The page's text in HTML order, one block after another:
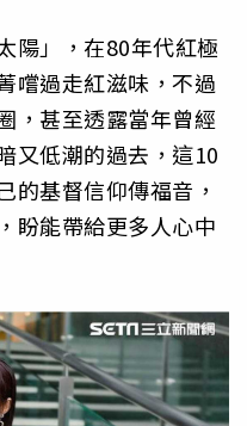
陽」，在80年代紅極
嚐過走紅滋味，不過
，甚至透露當年曾經
又低潮的過去，這10
的基督信仰傳福音，
盼能帶給更多人心中